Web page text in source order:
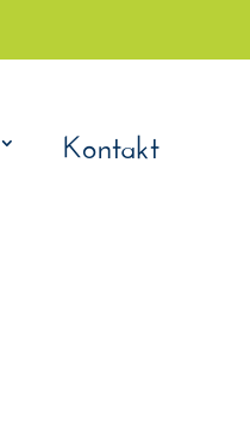
Kontakt